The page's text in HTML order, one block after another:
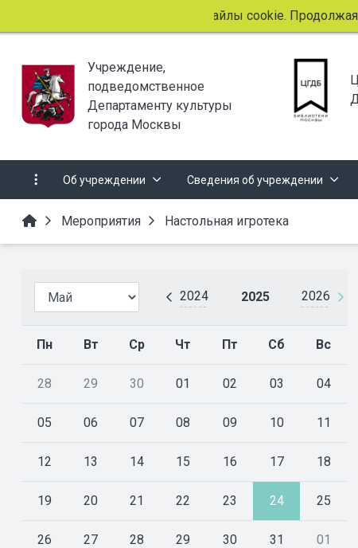
Этот сайт использует файлы cookie. Продолжая
Учреждение,
подведомственное
Департаменту культуры
города Москвы
Об учреждении Сведения об учреждении
Мероприятия Настольная игротека
2024 2025 2026
Пн Вт Ср Чт Пт Сб Вс
28 29 30 01 02 03 04
05 06 07 08 09 10 11
12 13 14 15 16 17 18
19 20 21 22 23 24 25
26 27 28 29 30 31 01